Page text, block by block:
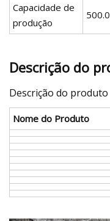
Capacidade de
produção
Descrição do
Descrição do produto
Nome do Produto